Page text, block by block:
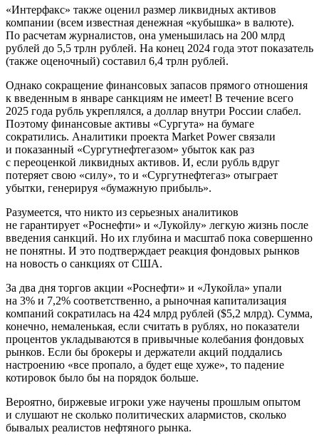
«Интерфакс» также оценил размер ликвидных активов
компании (всем известная денежная «кубышка» в валюте).
По расчетам журналистов, она уменьшилась на 200 млрд
рублей до 5,5 трлн рублей. На конец 2024 года этот показатель
(также оценочный) составил 6,4 трлн рублей.
Однако сокращение финансовых запасов прямого отношения
к введенным в январе санкциям не имеет! В течение всего
2025 года рубль укреплялся, а доллар внутри России слабел.
Поэтому финансовые активы «Сургута» на бумаге
сократились. Аналитики проекта Market Power связали
и показанный «Сургутнефтегазом» убыток как раз
с переоценкой ликвидных активов. И, если рубль вдруг
потеряет свою «силу», то и «Сургутнефтегаз» отыграет
убытки, генерируя «бумажную прибыль».
Разумеется, что никто из серьезных аналитиков
не гарантирует «Роснефти» и «Лукойлу» легкую жизнь после
введения санкций. Но их глубина и масштаб пока совершенно
не понятны. И это подтверждает реакция фондовых рынков
на новость о санкциях от США.
За два дня торгов акции «Роснефти» и «Лукойла» упали
на 3% и 7,2% соответственно, а рыночная капитализация
компаний сократилась на 424 млрд рублей ($5,2 млрд). Сумма,
конечно, немаленькая, если считать в рублях, но показатели
процентов укладываются в привычные колебания фондовых
рынков. Если бы брокеры и держатели акций поддались
настроению «все пропало, а будет еще хуже», то падение
котировок было бы на порядок больше.
Вероятно, биржевые игроки уже научены прошлым опытом
и слушают не сколько политических алармистов, сколько
бывалых реалистов нефтяного рынка.